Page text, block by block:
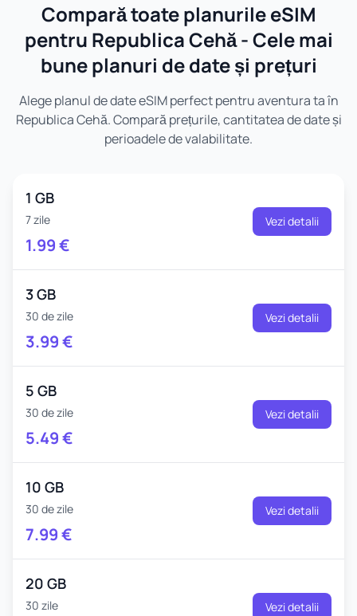
Compară toate planurile eSIM
pentru Republica Cehă - Cele mai
bune planuri de date și prețuri
Alege planul de date eSIM perfect pentru aventura ta în
Republica Cehă. Compară prețurile, cantitatea de date și
perioadele de valabilitate.
1 GB
7 zile
1.99€
Vezi detalii
3 GB
30 de zile
3.99€
Vezi detalii
5 GB
30 de zile
5.49€
Vezi detalii
10 GB
30 de zile
7.99€
Vezi detalii
20 GB
30 zile Vezi detalii